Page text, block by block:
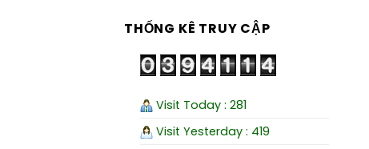
THỐNG KÊ TRUY CẬP
Visit Today : 281
Visit Yesterday : 419